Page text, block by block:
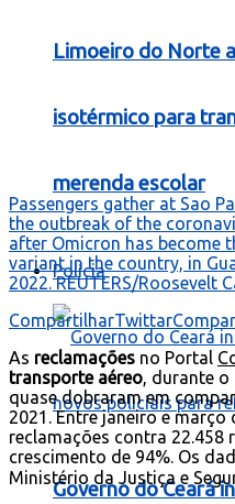
Limoeiro do Norte
isotérmico para
merenda escolar
Polícia
Governo do Ceará
Passengers gather at Sao
the outbreak of the
after Omicron has become
variant in the country, in
2022. REUTERS/Roosevelt
CompartilharTwittar
As reclamações no Portal
transporte aéreo, durante
quase dobraram em
2021. Entre janeiro e março
reclamações contra 22.458
crescimento de 94%. Os
Ministério da Justiça e